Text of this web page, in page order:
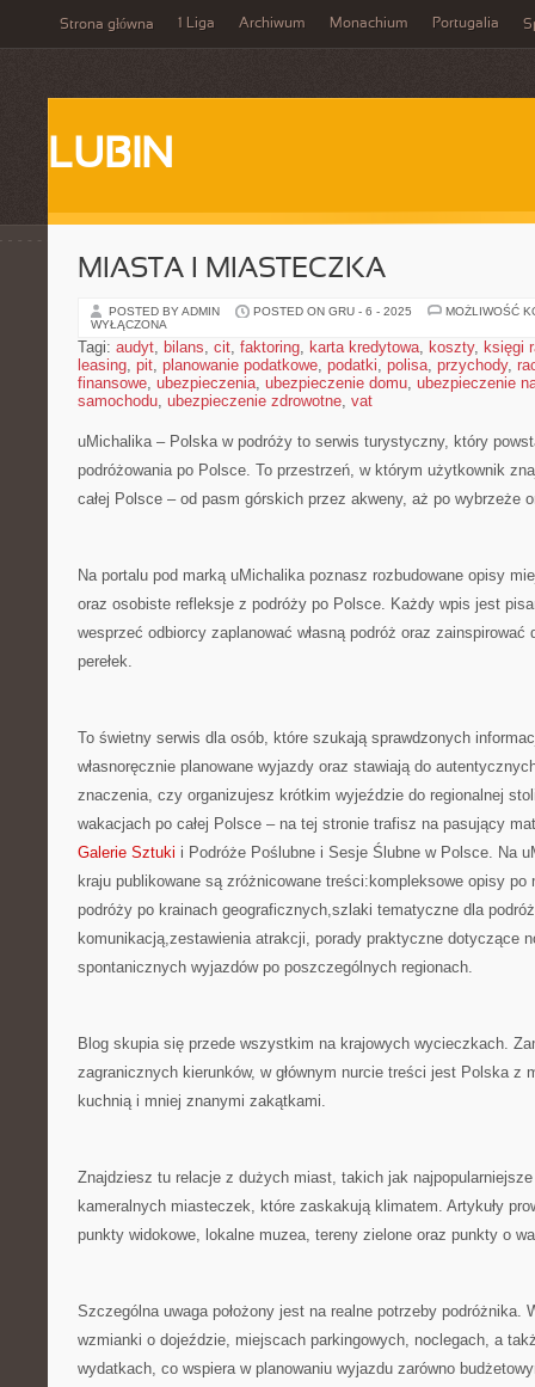
Strona główna 1 Liga Archiwum Monachium Portugalia
LUBIN
MIASTA I MIASTECZKA
POSTED BY ADMIN POSTED ON GRU - 6 - 2025
MOŻLIWOŚĆ
WYŁĄCZONA
Tagi: audyt, bilans, cit, faktoring, karta kredytowa, koszty, księgi
leasing, pit, planowanie podatkowe, podatki, polisa, przychody,
finansowe, ubezpieczenia, ubezpieczenie domu, ubezpieczenie
samochodu, ubezpieczenie zdrowotne, vat
uMichalika – Polska w podróży to serwis turystyczny, który
podróżowania po Polsce. To przestrzeń, w którym użytkownik
całej Polsce – od pasm górskich przez akweny, aż po wybrzeże
Na portalu pod marką uMichalika poznasz rozbudowane opisy
oraz osobiste refleksje z podróży po Polsce. Każdy wpis jest
wesprzeć odbiorcy zaplanować własną podróż oraz
perełek.
To świetny serwis dla osób, które szukają sprawdzonych
własnoręcznie planowane wyjazdy oraz stawiają do
znaczenia, czy organizujesz krótkim wyjeździe do regionalnej
wakacjach po całej Polsce – na tej stronie trafisz na pasujący
Galerie Sztuki i Podróże Poślubne i Sesje Ślubne w Polsce. Na
kraju publikowane są zróżnicowane treści:kompleksowe opisy
podróży po krainach geograficznych,szlaki tematyczne dla
komunikacją,zestawienia atrakcji, porady praktyczne dotyczące
spontanicznych wyjazdów po poszczególnych regionach.
Blog skupia się przede wszystkim na krajowych wycieczkach.
zagranicznych kierunków, w głównym nurcie treści jest Polska z
kuchnią i mniej znanymi zakątkami.
Znajdziesz tu relacje z dużych miast, takich jak
kameralnych miasteczek, które zaskakują klimatem. Artykuły
punkty widokowe, lokalne muzea, tereny zielone oraz punkty o
Szczególna uwaga położony jest na realne potrzeby podróżnika.
wzmianki o dojeździe, miejscach parkingowych, noclegach, a
wydatkach, co wspiera w planowaniu wyjazdu zarówno